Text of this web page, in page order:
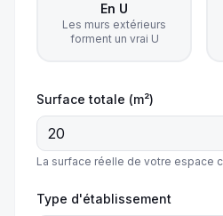
En U
Les murs extérieurs
forment un vrai U
Surface totale (m²)
La surface réelle de votre espace
Type d'établissement